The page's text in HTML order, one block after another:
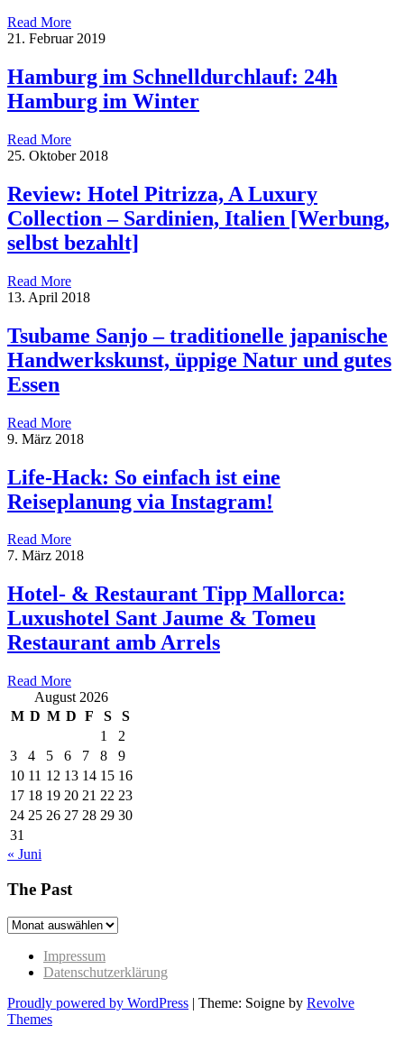
Read More
21. Februar 2019
Hamburg im Schnelldurchlauf: 24h
Hamburg im Winter
Read More
25. Oktober 2018
Review: Hotel Pitrizza, A Luxury
Collection – Sardinien, Italien [Werbung,
selbst bezahlt]
Read More
13. April 2018
Tsubame Sanjo – traditionelle japanische
Handwerkskunst, üppige Natur und gutes
Essen
Read More
9. März 2018
Life-Hack: So einfach ist eine
Reiseplanung via Instagram!
Read More
7. März 2018
Hotel- & Restaurant Tipp Mallorca:
Luxushotel Sant Jaume & Tomeu
Restaurant amb Arrels
Read More
August 2026
M D M D F S
S
1
2
3
4 5 6 7 8
9
10 11 12 13 14 15 16
17 18 19 20 21 22 23
24 25 26 27 28 29 30
31
« Juni
The Past
The
Impressum
Datenschutzerklärung
Proudly powered by WordPress | Theme: Soigne by Revolve
Themes